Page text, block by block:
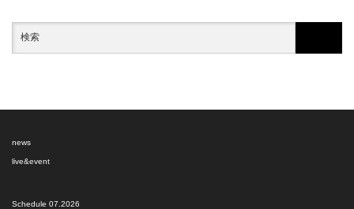
news
live&event
Schedule 07.2026